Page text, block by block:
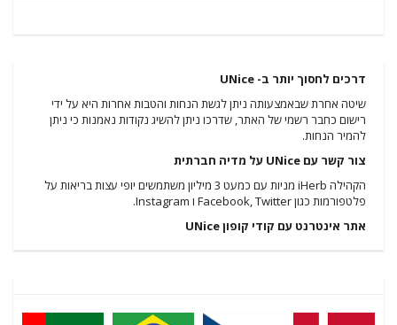
דרכים לחסוך יותר ב- UNice
שיטה אחרת שבאמצעותה ניתן לגשת הנחות והטבות אחרות היא על ידי
רישום כחבר רשמי של האתר, שדרכו ניתן להשיג נקודות נאמנות כי ניתן
להמיר הנחות.
צור קשר עם UNice על מדיה חברתית
הקהילה iHerb מניות עם כמעט 3 מיליון משתמשים יופי עצות בריאות על
פלטפורמות כגון Facebook, Twitter ו Instagram.
אתר אינטרנט עם קודי קופון UNice